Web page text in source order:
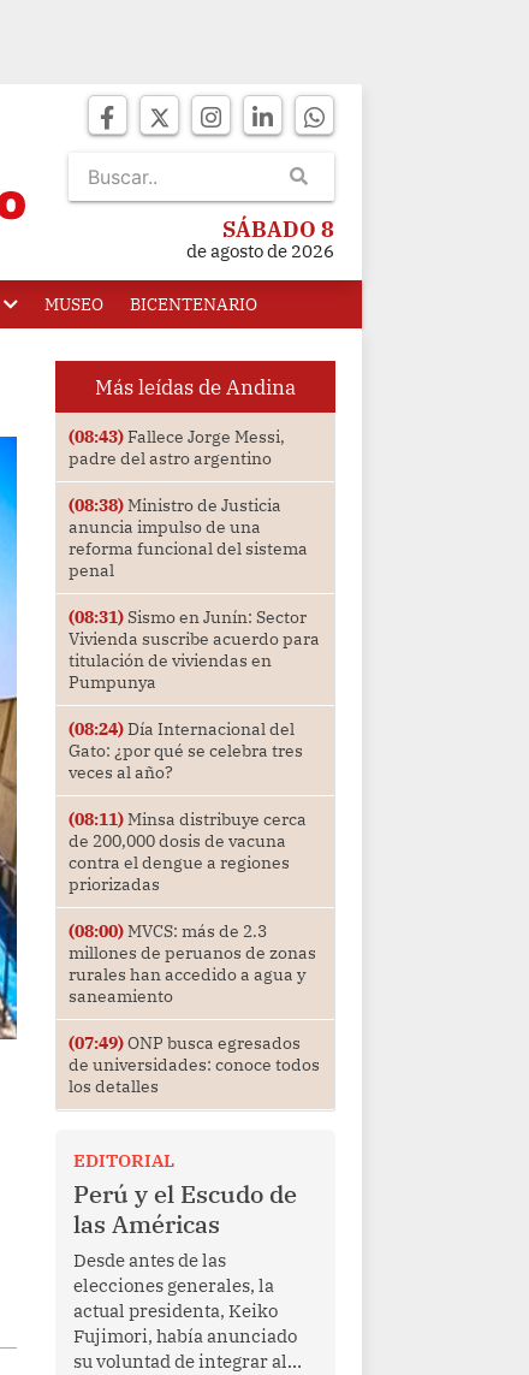
SÁBADO 8
de agosto de 2026
MUSEO BICENTENARIO
Más leídas de Andina
(08:43)Fallece Jorge Messi,
padre del astro argentino
(08:38)Ministro de Justicia
anuncia impulso de una
reforma funcional del sistema
penal
(08:31)Sismo en Junín: Sector
Vivienda suscribe acuerdo para
titulación de viviendas en
Pumpunya
(08:24)Día Internacional del
Gato: ¿por qué se celebra tres
veces al año?
(08:11)Minsa distribuye cerca
de 200,000 dosis de vacuna
contra el dengue a regiones
priorizadas
(08:00)MVCS: más de 2.3
millones de peruanos de zonas
rurales han accedido a agua y
saneamiento
(07:49)ONP busca egresados
de universidades: conoce todos
los detalles
EDITORIAL
Perú y el Escudo de
las Américas
Desde antes de las
elecciones generales, la
actual presidenta, Keiko
Fujimori, había anunciado
su voluntad de integrar al